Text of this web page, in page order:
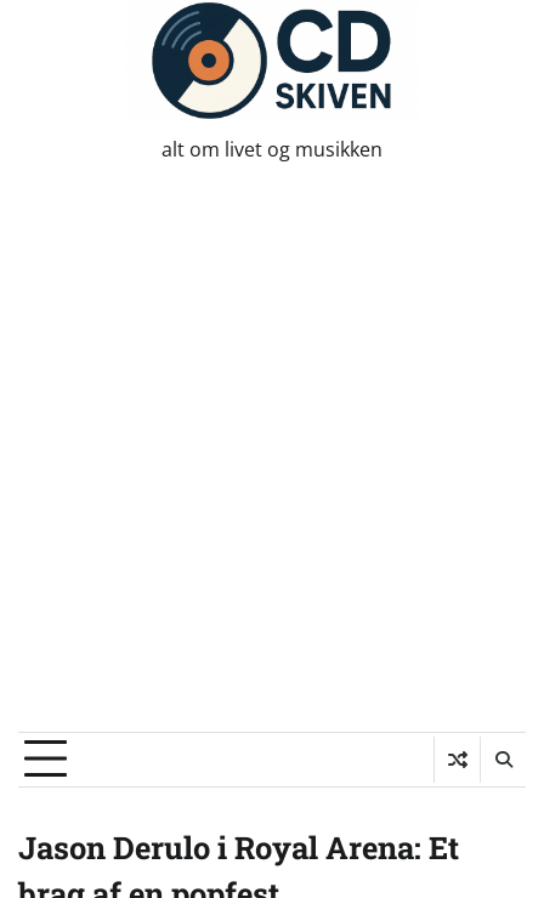
alt om livet og musikken
Jason Derulo i Royal Arena: Et